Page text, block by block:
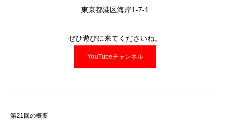
東京都港区海岸1-7-1
ぜひ遊びに来てくださいね。
YouTubeチャンネル
第21回の概要